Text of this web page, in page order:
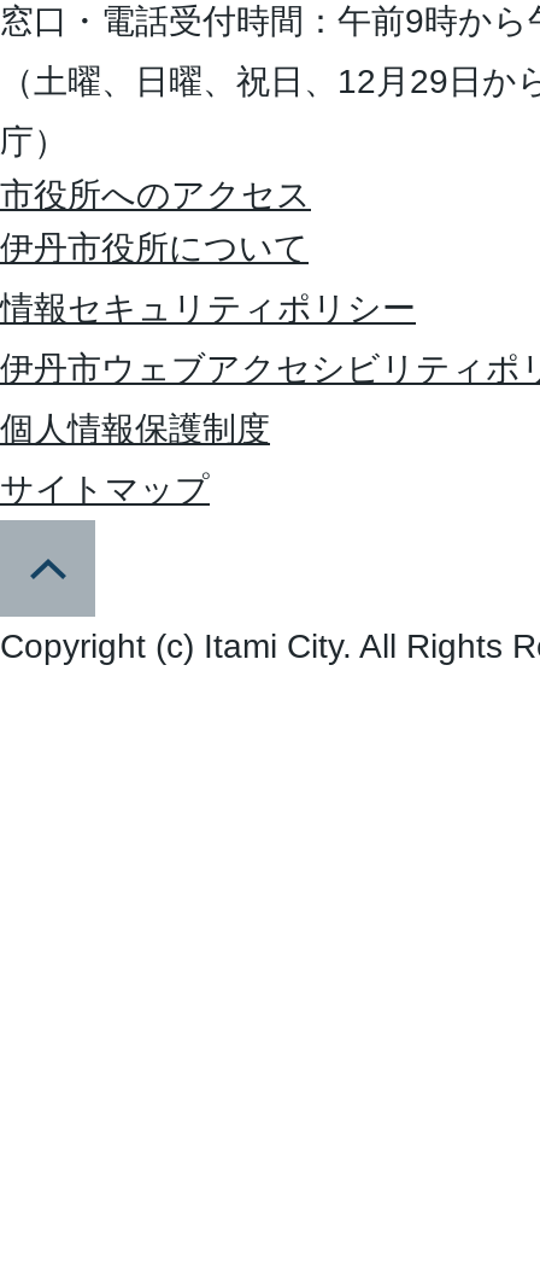
窓口・電話受付時間：午前9時か
（土曜、日曜、祝日、12月29日
庁）
市役所へのアクセス
伊丹市役所について
情報セキュリティポリシー
伊丹市ウェブアクセシビリティポ
個人情報保護制度
サイトマップ
Copyright (c) Itami City. All Rights